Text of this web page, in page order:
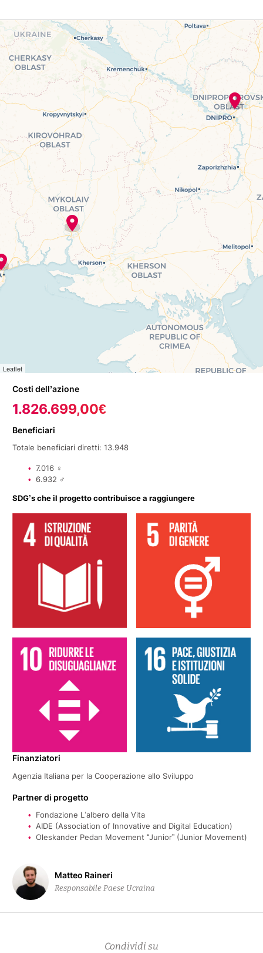
Leaflet
Costi dell’azione
1.826.699,00€
Beneficiari
Totale beneficiari diretti: 13.948
7.016 ♀
6.932 ♂
SDG’s che il progetto contribuisce a raggiungere
Finanziatori
Agenzia Italiana per la Cooperazione allo Sviluppo
Partner di progetto
Fondazione L’albero della Vita
AIDE (Association of Innovative and Digital Education)
Oleskander Pedan Movement “Junior” (Junior Movement)
Matteo Raineri
Responsabile Paese Ucraina
Condividi su